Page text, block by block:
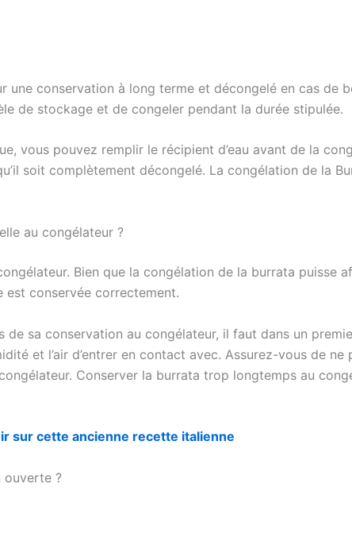
une conservation à long terme et décongelé en cas de
de stockage et de congeler pendant la durée stipulée.
vous pouvez remplir le récipient d’eau avant de la
soit complètement décongelé. La congélation de la
au congélateur ?
Bien que la congélation de la burrata puisse
conservée correctement.
sa conservation au congélateur, il faut dans un
et l’air d’entrer en contact avec. Assurez-vous de
Conserver la burrata trop longtemps au
sur cette ancienne recette italienne
ouverte ?